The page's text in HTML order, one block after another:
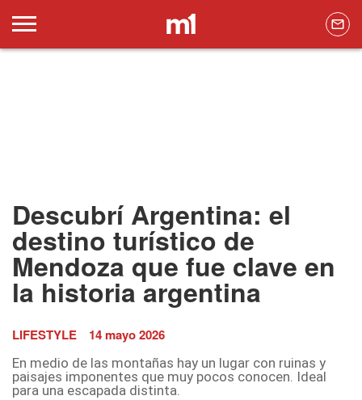
Descubrí Argentina: el
destino turístico de
Mendoza que fue clave en
la historia argentina
LIFESTYLE 14 mayo 2026
En medio de las montañas hay un lugar con ruinas y
paisajes imponentes que muy pocos conocen. Ideal
para una escapada distinta.